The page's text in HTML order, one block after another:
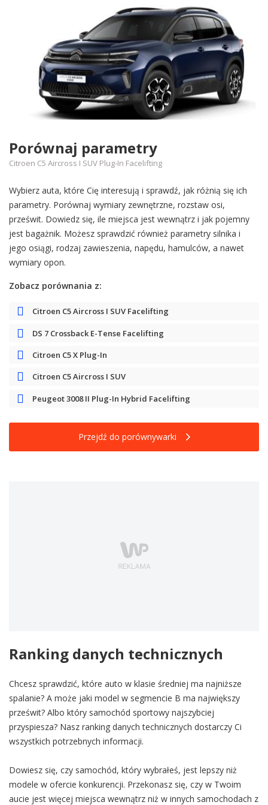
Porównaj parametry
Citroen C5 Aircross I SUV Plug-In Facelifting
Wybierz auta, które Cię interesują i sprawdź, jak różnią się ich
parametry. Porównaj wymiary zewnętrzne, rozstaw osi,
prześwit. Dowiedz się, ile miejsca jest wewnątrz i jak pojemny
jest bagażnik. Możesz sprawdzić również parametry silnika i
jego osiągi, rodzaj zawieszenia, napędu, hamulców, a nawet
wymiary opon.
Zobacz porównania z:
Citroen C5 Aircross I SUV Facelifting
DS 7 Crossback E-Tense Facelifting
Citroen C5 X Plug-In
Citroen C5 Aircross I SUV
Peugeot 3008 II Plug-In Hybrid Facelifting
Przejdź do porównywarki
Ranking danych technicznych
Chcesz sprawdzić, które auto w klasie średniej ma najniższe
spalanie? A może jaki model w segmencie B ma największy
prześwit? Albo który samochód sportowy najszybciej
przyspiesza? Nasz ranking danych technicznych dostarczy Ci
wszystkich potrzebnych informacji.
Dowiesz się, czy samochód, który wybrałeś, jest lepszy niż
modele w ofercie konkurencji. Przekonasz się, czy w Twoim
aucie jest więcej miejsca wewnątrz niż w innych samochodach z